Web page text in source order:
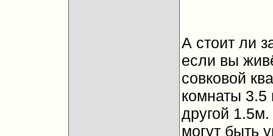
А стоит ли
если вы
совковой
комнаты
другой 1.5м.
могут быть